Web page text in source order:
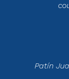
Patín